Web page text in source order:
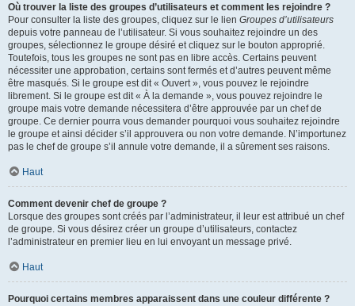
Où trouver la liste des groupes d’utilisateurs et comment les rejoindre ?
Pour consulter la liste des groupes, cliquez sur le lien Groupes d’utilisateurs
depuis votre panneau de l’utilisateur. Si vous souhaitez rejoindre un des
groupes, sélectionnez le groupe désiré et cliquez sur le bouton approprié.
Toutefois, tous les groupes ne sont pas en libre accès. Certains peuvent
nécessiter une approbation, certains sont fermés et d’autres peuvent même
être masqués. Si le groupe est dit « Ouvert », vous pouvez le rejoindre
librement. Si le groupe est dit « À la demande », vous pouvez rejoindre le
groupe mais votre demande nécessitera d’être approuvée par un chef de
groupe. Ce dernier pourra vous demander pourquoi vous souhaitez rejoindre
le groupe et ainsi décider s’il approuvera ou non votre demande. N’importunez
pas le chef de groupe s’il annule votre demande, il a sûrement ses raisons.
Haut
Comment devenir chef de groupe ?
Lorsque des groupes sont créés par l’administrateur, il leur est attribué un chef
de groupe. Si vous désirez créer un groupe d’utilisateurs, contactez
l’administrateur en premier lieu en lui envoyant un message privé.
Haut
Pourquoi certains membres apparaissent dans une couleur différente ?